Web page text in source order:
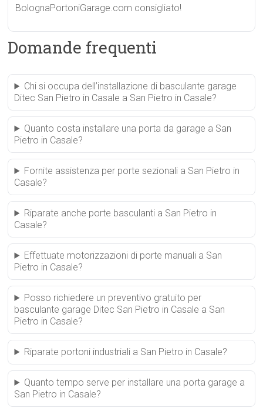
BolognaPortoniGarage.com consigliato!
Domande frequenti
Chi si occupa dell’installazione di basculante garage
Ditec San Pietro in Casale a San Pietro in Casale?
Quanto costa installare una porta da garage a San
Pietro in Casale?
Fornite assistenza per porte sezionali a San Pietro in
Casale?
Riparate anche porte basculanti a San Pietro in
Casale?
Effettuate motorizzazioni di porte manuali a San
Pietro in Casale?
Posso richiedere un preventivo gratuito per
basculante garage Ditec San Pietro in Casale a San
Pietro in Casale?
Riparate portoni industriali a San Pietro in Casale?
Quanto tempo serve per installare una porta garage a
San Pietro in Casale?